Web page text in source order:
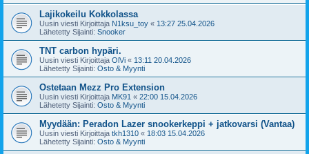
Lajikokeilu Kokkolassa
Uusin viesti Kirjoittaja N1ksu_toy « 13:27 25.04.2026
Lähetetty Sijainti: Snooker
TNT carbon hypäri.
Uusin viesti Kirjoittaja OlVi « 13:11 20.04.2026
Lähetetty Sijainti: Osto & Myynti
Ostetaan Mezz Pro Extension
Uusin viesti Kirjoittaja MK91 « 22:00 15.04.2026
Lähetetty Sijainti: Osto & Myynti
Myydään: Peradon Lazer snookerkeppi + jatkovarsi (Vantaa)
Uusin viesti Kirjoittaja tkh1310 « 18:03 15.04.2026
Lähetetty Sijainti: Osto & Myynti